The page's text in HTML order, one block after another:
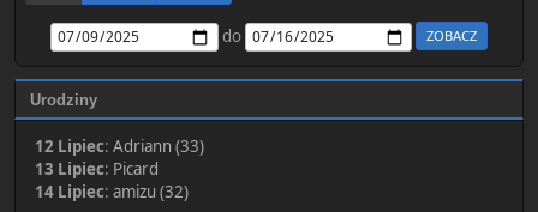
do
Urodziny
12 Lipiec: Adriann (33)
13 Lipiec: Picard
14 Lipiec: amizu (32)